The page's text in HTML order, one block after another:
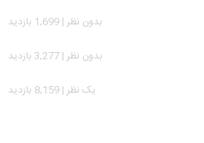
بدون نظر | 1,699 بازدید
بدون نظر | 3,277 بازدید
يک نظر | 8,159 بازدید